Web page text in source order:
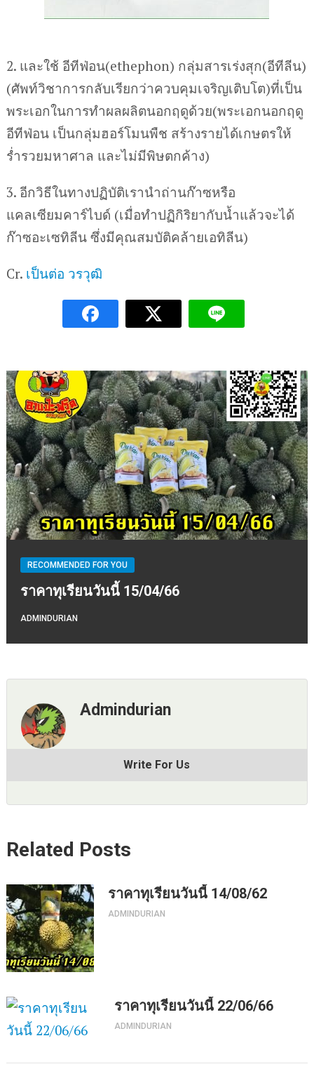
2. และใช้ อีทีฟ่อน(ethephon) กลุ่มสารเร่งสุก(อีทีลีน)
(ศัพท์วิชาการกลับเรียกว่าควบคุมเจริญเติบโต)ที่เป็น
พระเอกในการทำผลผลิตนอกฤดูด้วย(พระเอกนอกฤดู
อีทีฟ่อน เป็นกลุ่มฮอร์โมนพืช สร้างรายได้เกษตรให้
ร่ำรวยมหาศาล และไม่มีพิษตกค้าง)
3. อีกวิธีในทางปฏิบัติเรานำถ่านก๊าซหรือ
แคลเซียมคาร์ไบด์ (เมื่อทำปฏิกิริยากับน้ำแล้วจะได้
ก๊าซอะเซทิลีน ซึ่งมีคุณสมบัติคล้ายเอทิลีน)
Cr. เป็นต่อ วรวุฒิ
RECOMMENDED FOR YOU
ราคาทุเรียนวันนี้ 15/04/66
ADMINDURIAN
Admindurian
Write For Us
Related Posts
ราคาทุเรียนวันนี้ 14/08/62
ADMINDURIAN
ราคาทุเรียนวันนี้ 22/06/66
ADMINDURIAN